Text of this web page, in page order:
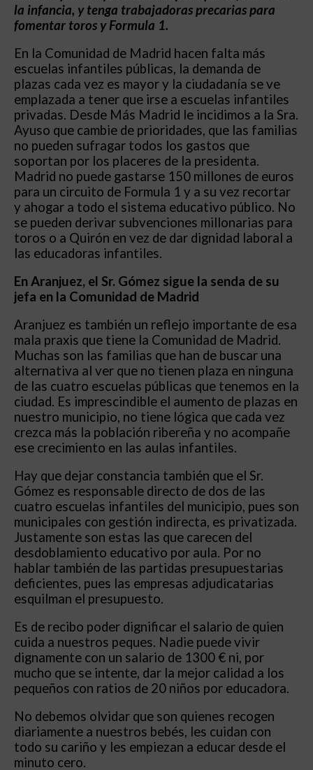
la infancia, y tenga trabajadoras precarias para
fomentar toros y Formula 1.
En la Comunidad de Madrid hacen falta más
escuelas infantiles públicas, la demanda de
plazas cada vez es mayor y la ciudadanía se ve
emplazada a tener que irse a escuelas infantiles
privadas. Desde Más Madrid le incidimos a la Sra.
Ayuso que cambie de prioridades, que las familias
no pueden sufragar todos los gastos que
soportan por los placeres de la presidenta.
Madrid no puede gastarse 150 millones de euros
para un circuito de Formula 1 y a su vez recortar
y ahogar a todo el sistema educativo público. No
se pueden derivar subvenciones millonarias para
toros o a Quirón en vez de dar dignidad laboral a
las educadoras infantiles.
En Aranjuez, el Sr. Gómez sigue la senda de su
jefa en la Comunidad de Madrid
Aranjuez es también un reflejo importante de esa
mala praxis que tiene la Comunidad de Madrid.
Muchas son las familias que han de buscar una
alternativa al ver que no tienen plaza en ninguna
de las cuatro escuelas públicas que tenemos en la
ciudad. Es imprescindible el aumento de plazas en
nuestro municipio, no tiene lógica que cada vez
crezca más la población ribereña y no acompañe
ese crecimiento en las aulas infantiles.
Hay que dejar constancia también que el Sr.
Gómez es responsable directo de dos de las
cuatro escuelas infantiles del municipio, pues son
municipales con gestión indirecta, es privatizada.
Justamente son estas las que carecen del
desdoblamiento educativo por aula. Por no
hablar también de las partidas presupuestarias
deficientes, pues las empresas adjudicatarias
esquilman el presupuesto.
Es de recibo poder dignificar el salario de quien
cuida a nuestros peques. Nadie puede vivir
dignamente con un salario de 1300 € ni, por
mucho que se intente, dar la mejor calidad a los
pequeños con ratios de 20 niños por educadora.
No debemos olvidar que son quienes recogen
diariamente a nuestros bebés, les cuidan con
todo su cariño y les empiezan a educar desde el
minuto cero.